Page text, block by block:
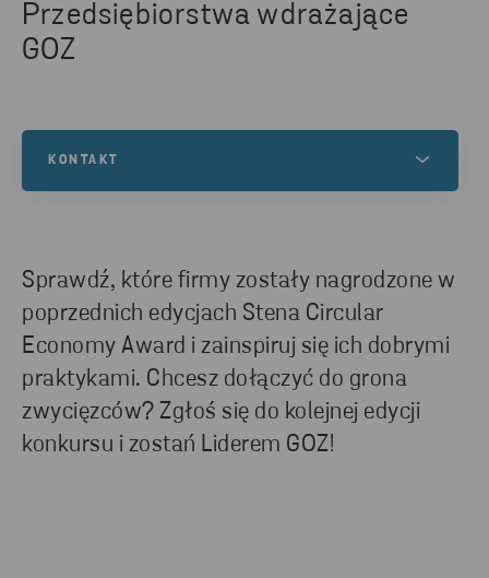
Przedsiębiorstwa wdrażające
GOZ
Sprawdź, które firmy zostały nagrodzone w
poprzednich edycjach Stena Circular
Economy Award i zainspiruj się ich dobrymi
praktykami. Chcesz dołączyć do grona
zwycięzców? Zgłoś się do kolejnej edycji
konkursu i zostań Liderem GOZ!
KONTAKT
NAPISZ DO NAS